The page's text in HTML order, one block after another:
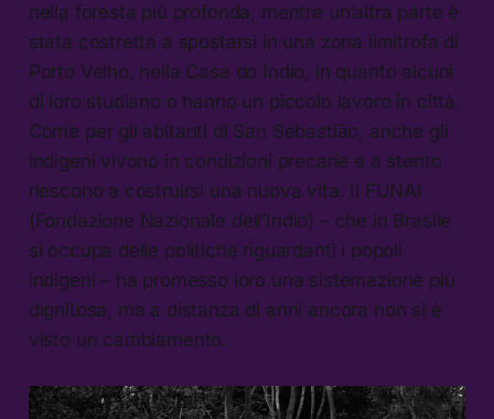
nella foresta più profonda, mentre un’altra parte è
stata costretta a spostarsi in una zona limitrofa di
Porto Velho, nella Casa do Indio, in quanto alcuni
di loro studiano o hanno un piccolo lavoro in città.
Come per gli abitanti di San Sebastião, anche gli
indigeni vivono in condizioni precarie e a stento
riescono a costruirsi una nuova vita. Il FUNAI
(Fondazione Nazionale dell’Indio) – che in Brasile
si occupa delle politiche riguardanti i popoli
indigeni – ha promesso loro una sistemazione più
dignitosa, ma a distanza di anni ancora non si è
visto un cambiamento.